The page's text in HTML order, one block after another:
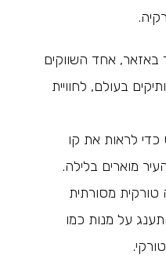
באזאר, אחד השווקים
בעולם, לחוויית
כדי לראות את קו
מוארים בלילה.
טורקית מסורתית
על מנות כמו